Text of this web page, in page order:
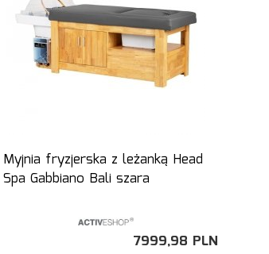
Myjnia fryzjerska z leżanką Head
Spa Gabbiano Bali szara
7999,98 PLN